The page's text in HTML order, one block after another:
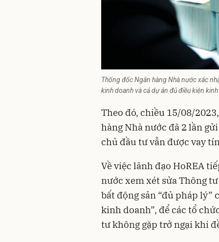
Thống đốc Ngân hàng Nhà nước xác
kinh doanh và cả dự án đủ điều kiện
Theo đó, chiều 15/08/
hàng Nhà nước đã 2 lần
chủ đầu tưvẫn được vay
Về việc lãnh đạo HoREA
nước xem xét sửa Thông
bất động sản “đủ pháp
kinh doanh”, để các tổ
tư không gặp trở ngại khi